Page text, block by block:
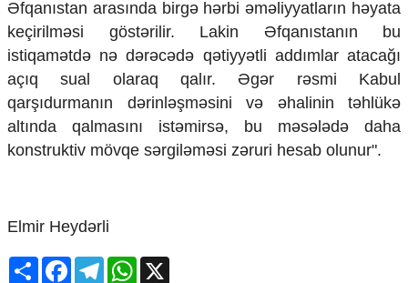
Əfqanıstan arasında birgə hərbi əməliyyatların həyata
keçirilməsi göstərilir. Lakin Əfqanıstanın bu
istiqamətdə nə dərəcədə qətiyyətli addımlar atacağı
açıq sual olaraq qalır. Əgər rəsmi Kabul
qarşıdurmanın dərinləşməsini və əhalinin təhlükə
altında qalmasını istəmirsə, bu məsələdə daha
konstruktiv mövqe sərgiləməsi zəruri hesab olunur".
Elmir Heydərli
ShareFacebookTelegramWhatsApp